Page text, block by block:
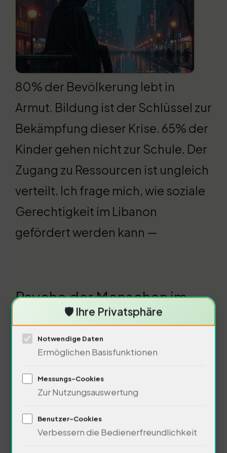
80% der Bevölkerung lebt in
Armut. Bildung ist der Schlüssel zur
Bekämpfung dieser Krise. 65% der
Kinder gehen nicht zur Schule. Der
Zugang zu Ressourcen ist ungleich
verteilt. Ich frage mich, wie soziale
Gerechtigkeit im Libanon
gefördert werden kann —
Psyche der Menschen im
Libanon🛡️ Ihre Privatsphäre
Notwendige Daten
Ermöglichen Basisfunktionen
Messungs-Cookies
Zur Nutzungsauswertung
Benutzer-Cookies
Verbessern die Bedienerfreundlichkeit